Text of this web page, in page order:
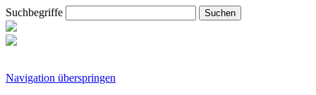
Suchbegriffe
Navigation überspringen